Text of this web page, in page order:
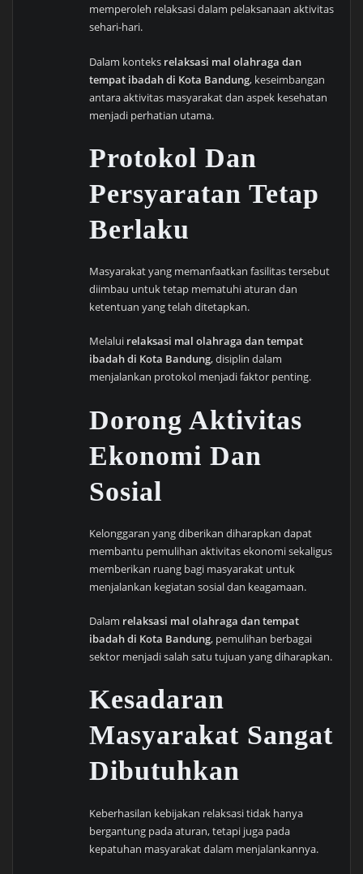
memperoleh relaksasi dalam pelaksanaan aktivitas
sehari-hari.
Dalam konteks relaksasi mal olahraga dan
tempat ibadah di Kota Bandung, keseimbangan
antara aktivitas masyarakat dan aspek kesehatan
menjadi perhatian utama.
Protokol Dan
Persyaratan Tetap
Berlaku
Masyarakat yang memanfaatkan fasilitas tersebut
diimbau untuk tetap mematuhi aturan dan
ketentuan yang telah ditetapkan.
Melalui relaksasi mal olahraga dan tempat
ibadah di Kota Bandung, disiplin dalam
menjalankan protokol menjadi faktor penting.
Dorong Aktivitas
Ekonomi Dan
Sosial
Kelonggaran yang diberikan diharapkan dapat
membantu pemulihan aktivitas ekonomi sekaligus
memberikan ruang bagi masyarakat untuk
menjalankan kegiatan sosial dan keagamaan.
Dalam relaksasi mal olahraga dan tempat
ibadah di Kota Bandung, pemulihan berbagai
sektor menjadi salah satu tujuan yang diharapkan.
Kesadaran
Masyarakat Sangat
Dibutuhkan
Keberhasilan kebijakan relaksasi tidak hanya
bergantung pada aturan, tetapi juga pada
kepatuhan masyarakat dalam menjalankannya.